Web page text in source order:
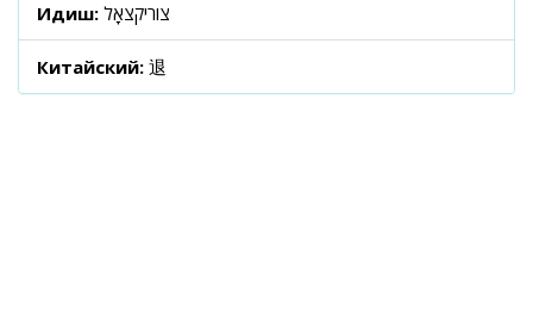
Идиш: צוריקצאָל
Китайский: 退